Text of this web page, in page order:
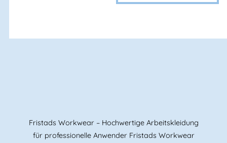
Fristads Workwear – Hochwertige Arbeitskleidung
für professionelle Anwender Fristads Workwear